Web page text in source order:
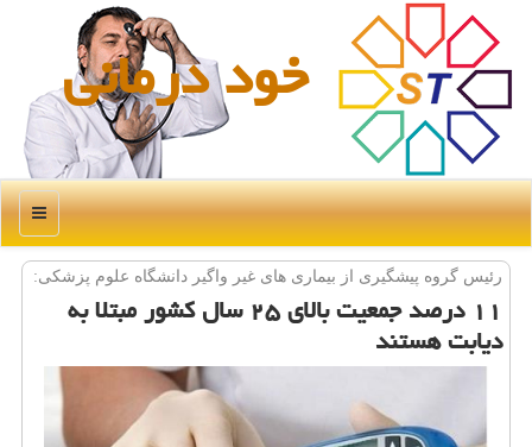
خود درمانی
منو
رئیس گروه پیشگیری از بیماری های غیر واگیر دانشگاه علوم پزشكی:
۱۱ درصد جمعیت بالای ۲۵ سال كشور مبتلا به
دیابت هستند